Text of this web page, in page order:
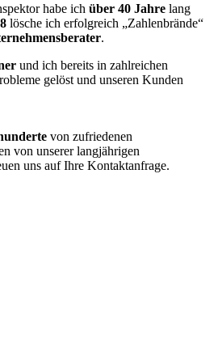
habe ich über 40 Jahre lang
lösche ich erfolgreich „Zahlenbrände“
.
und ich bereits in zahlreichen
gelöst und unseren Kunden
von zufriedenen
von unserer langjährigen
uns auf Ihre Kontaktanfrage.